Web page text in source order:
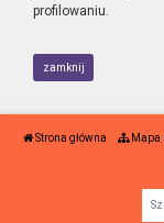
profilowaniu.
zamknij
Strona główna Mapa